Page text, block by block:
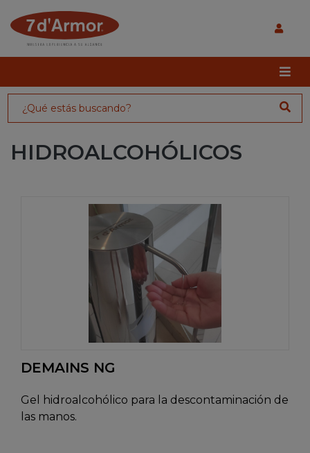
HIDROALCOHÓLICOS
DEMAINS NG
Gel hidroalcohólico para la descontaminación de
las manos.